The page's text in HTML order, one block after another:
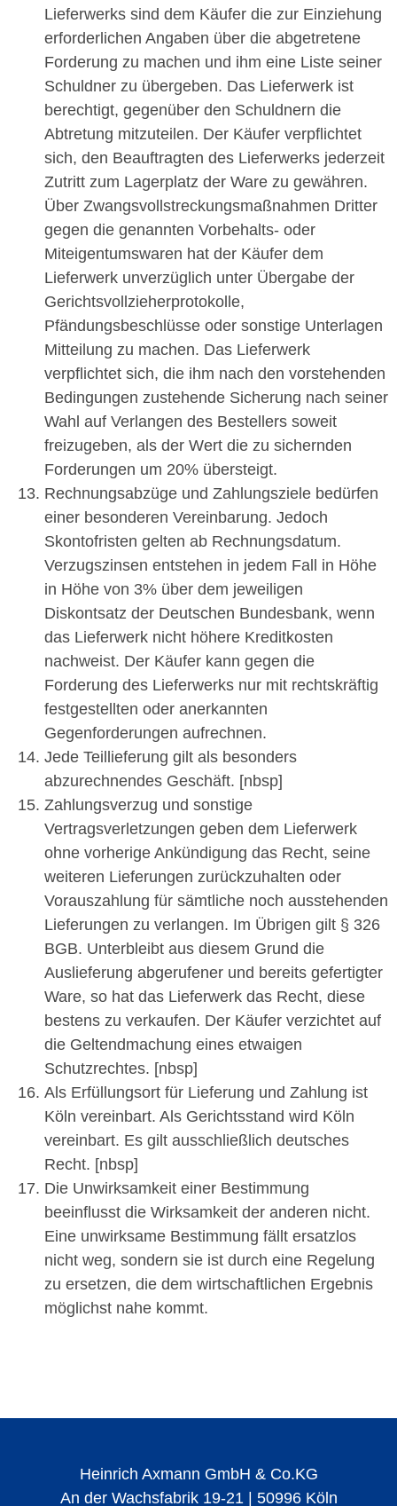
Lieferwerks sind dem Käufer die zur Einziehung
erforderlichen Angaben über die abgetretene
Forderung zu machen und ihm eine Liste seiner
Schuldner zu übergeben. Das Lieferwerk ist
berechtigt, gegenüber den Schuldnern die
Abtretung mitzuteilen. Der Käufer verpflichtet
sich, den Beauftragten des Lieferwerks jederzeit
Zutritt zum Lagerplatz der Ware zu gewähren.
Über Zwangsvollstreckungsmaßnahmen Dritter
gegen die genannten Vorbehalts- oder
Miteigentumswaren hat der Käufer dem
Lieferwerk unverzüglich unter Übergabe der
Gerichtsvollzieherprotokolle,
Pfändungsbeschlüsse oder sonstige Unterlagen
Mitteilung zu machen. Das Lieferwerk
verpflichtet sich, die ihm nach den vorstehenden
Bedingungen zustehende Sicherung nach seiner
Wahl auf Verlangen des Bestellers soweit
freizugeben, als der Wert die zu sichernden
Forderungen um 20% übersteigt.
Rechnungsabzüge und Zahlungsziele bedürfen
einer besonderen Vereinbarung. Jedoch
Skontofristen gelten ab Rechnungsdatum.
Verzugszinsen entstehen in jedem Fall in Höhe
in Höhe von 3% über dem jeweiligen
Diskontsatz der Deutschen Bundesbank, wenn
das Lieferwerk nicht höhere Kreditkosten
nachweist. Der Käufer kann gegen die
Forderung des Lieferwerks nur mit rechtskräftig
festgestellten oder anerkannten
Gegenforderungen aufrechnen.
Jede Teillieferung gilt als besonders
abzurechnendes Geschäft. [nbsp]
Zahlungsverzug und sonstige
Vertragsverletzungen geben dem Lieferwerk
ohne vorherige Ankündigung das Recht, seine
weiteren Lieferungen zurückzuhalten oder
Vorauszahlung für sämtliche noch ausstehenden
Lieferungen zu verlangen. Im Übrigen gilt § 326
BGB. Unterbleibt aus diesem Grund die
Auslieferung abgerufener und bereits gefertigter
Ware, so hat das Lieferwerk das Recht, diese
bestens zu verkaufen. Der Käufer verzichtet auf
die Geltendmachung eines etwaigen
Schutzrechtes. [nbsp]
Als Erfüllungsort für Lieferung und Zahlung ist
Köln vereinbart. Als Gerichtsstand wird Köln
vereinbart. Es gilt ausschließlich deutsches
Recht. [nbsp]
Die Unwirksamkeit einer Bestimmung
beeinflusst die Wirksamkeit der anderen nicht.
Eine unwirksame Bestimmung fällt ersatzlos
nicht weg, sondern sie ist durch eine Regelung
zu ersetzen, die dem wirtschaftlichen Ergebnis
möglichst nahe kommt.
Heinrich Axmann GmbH & Co.KG
An der Wachsfabrik 19-21 | 50996 Köln